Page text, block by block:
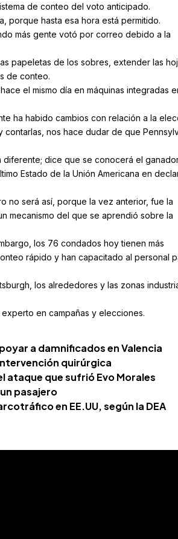
de conteo del voto anticipado.
porque hasta esa hora está permitido.
más gente votó por correo debido a la
papeletas de los sobres, extender las
de conteo.
el mismo día en máquinas integradas
ha habido cambios con relación a la
nos hace dudar de que
dice que se conocerá el
Estado de la Unión Americana en
no será así, porque la vez anterior, fue la
mecanismo del que se aprendió sobre la
los 76 condados hoy tienen más
rápido y han capacitado al personal
los alrededores y las zonas
en campañas y elecciones.
a damnificados en Valencia
quirúrgica
ataque que sufrió Evo Morales
pasajero
en EE.UU, según la DEA